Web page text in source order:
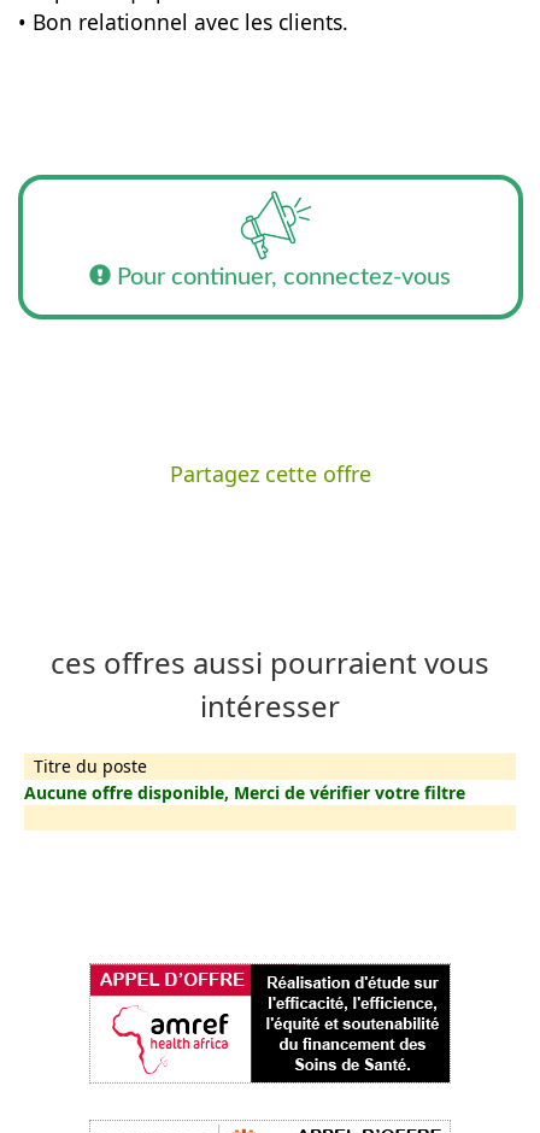
• Bon relationnel avec les clients.
Pour continuer, connectez-vous
Partagez cette offre
ces offres aussi pourraient vous
intéresser
Titre du poste
Aucune offre disponible, Merci de vérifier votre filtre